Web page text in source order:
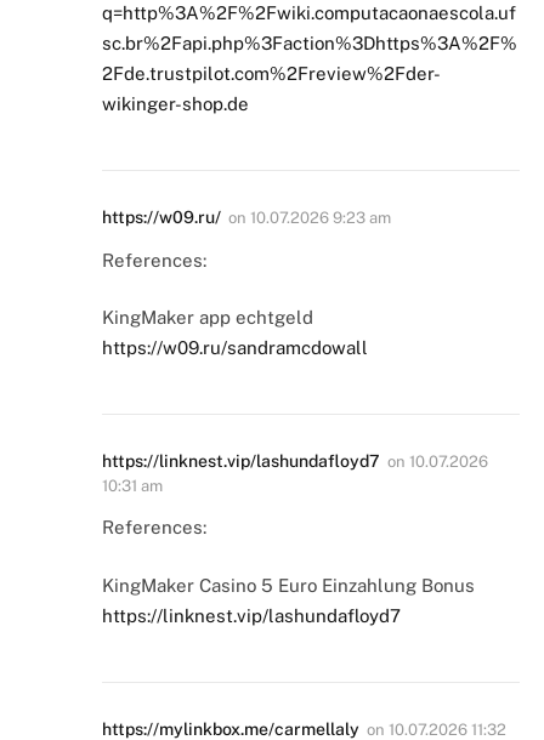
q=http%3A%2F%2Fwiki.computacaonaescola.uf
sc.br%2Fapi.php%3Faction%3Dhttps%3A%2F%
2Fde.trustpilot.com%2Freview%2Fder-
wikinger-shop.de
https://w09.ru/ on 10.07.2026 9:23 am
References:
KingMaker app echtgeld
https://w09.ru/sandramcdowall
https://linknest.vip/lashundafloyd7 on 10.07.2026
10:31 am
References:
KingMaker Casino 5 Euro Einzahlung Bonus
https://linknest.vip/lashundafloyd7
https://mylinkbox.me/carmellaly on 10.07.2026 11:32